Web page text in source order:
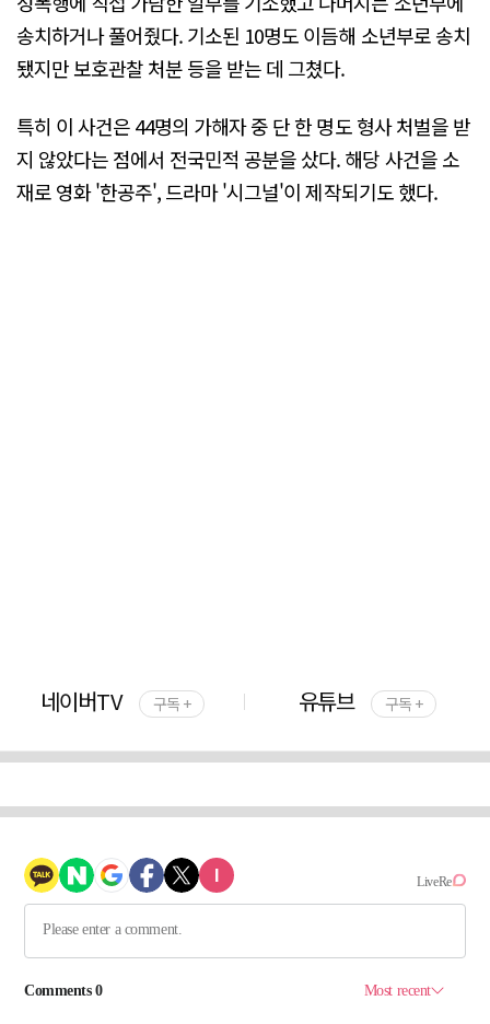
송치하거나 풀어줬다. 기소된 10명도 이듬해 소년부로 송치
됐지만 보호관찰 처분 등을 받는 데 그쳤다.
특히 이 사건은 44명의 가해자 중 단 한 명도 형사 처벌을 받
지 않았다는 점에서 전국민적 공분을 샀다. 해당 사건을 소
재로 영화 '한공주', 드라마 '시그널'이 제작되기도 했다.
네이버TV 구독 + 유튜브 구독 +